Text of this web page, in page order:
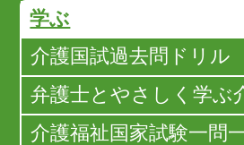
学ぶ
介護国試過去問ドリル
弁護士とやさしく学ぶ
介護福祉国家試験一問